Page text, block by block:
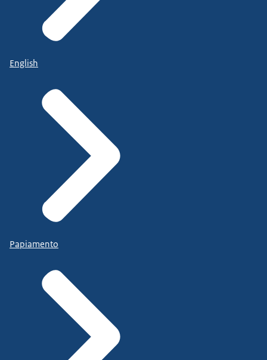
English
Papiamento